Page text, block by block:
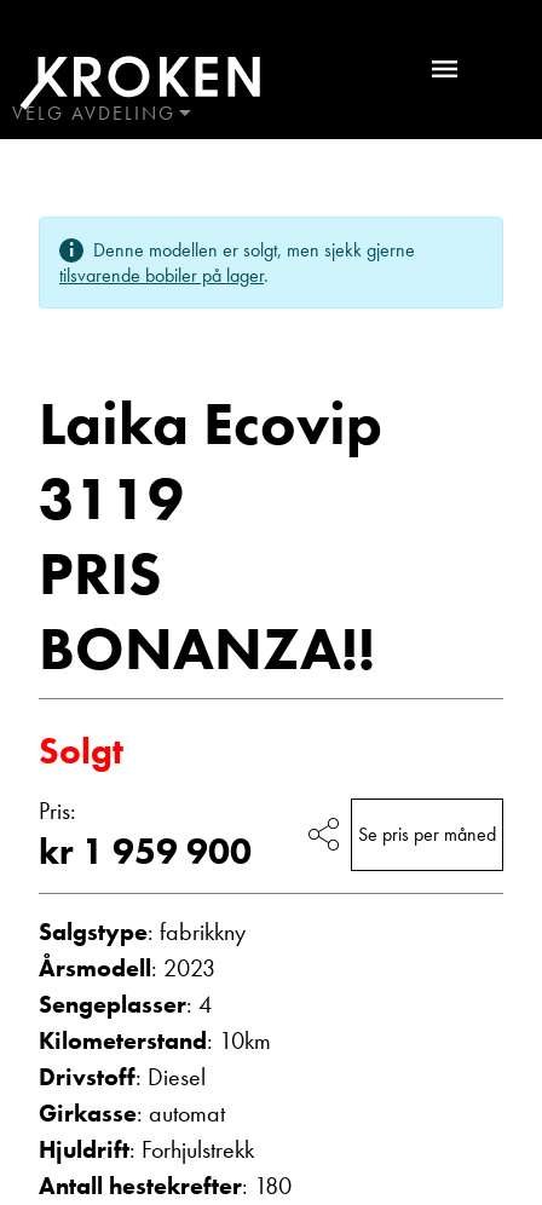
Ecovip
3119
Bobiler
VELG AVDELING
ÅLESUND
ÅNDALSNES Ta kontakt
Sted
Hva gjelder det?
Beskrivelse
Denne siden er beskyttet av reCAPTCHA og Google
Denne modellen er solgt, men sjekk gjerne
tilsvarende bobiler på lager.
Laika Ecovip
3119
PRIS
BONANZA!!
Solgt
Pris:
kr 1 959 900 Se pris per måned
Salgstype: fabrikkny
Årsmodell: 2023
Sengeplasser: 4
Kilometerstand: 10km
Drivstoff: Diesel
Girkasse: automat
Hjuldrift: Forhjulstrekk
Antall hestekrefter: 180